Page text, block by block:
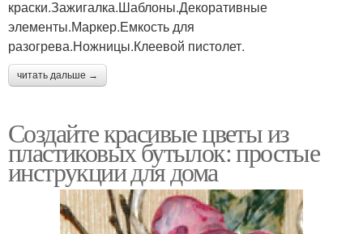
краски.Зажигалка.Шаблоны.Декоративные
элементы.Маркер.Емкость для
разогрева.Ножницы.Клеевой пистолет.
читать дальше →
Создайте красивые цветы из
пластиковых бутылок: простые
инструкции для дома